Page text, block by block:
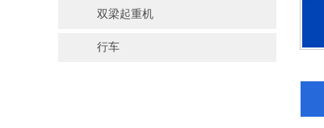
双梁起重机
行车